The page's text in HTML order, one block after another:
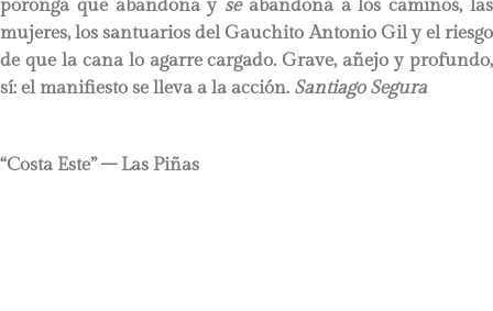
poronga que abandona y seabandona a los caminos, las
mujeres, los santuarios del Gauchito Antonio Gil y el riesgo
de que la cana lo agarre cargado. Grave, añejo y profundo,
sí: el manifiesto se lleva a la acción. Santiago Segura
“Costa Este” – Las Piñas